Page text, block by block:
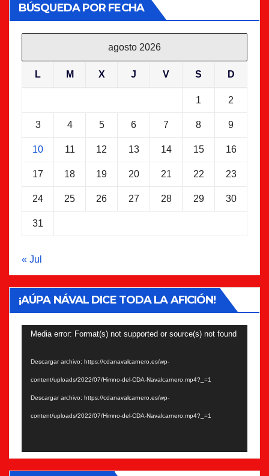
BÚSQUEDA POR FECHA
agosto 2026
L M X J V S D
1 2
3 4 5 6 7 8 9
10 11 12 13 14 15 16
17 18 19 20 21 22 23
24 25 26 27 28 29 30
31
« Jul
¡AÚPA NÁVAL DICE TODA LA AFICIÓN!
Reproductor
Media error: Format(s) not supported or source(s) not found
Descargar archivo: https://cdanavalcarnero.es/wp-
content/uploads/2022/07/Himno-del-CDA-Navalcarnero.mp4?_=1
Descargar archivo: https://cdanavalcarnero.es/wp-
content/uploads/2022/07/Himno-del-CDA-Navalcarnero.mp4?_=1